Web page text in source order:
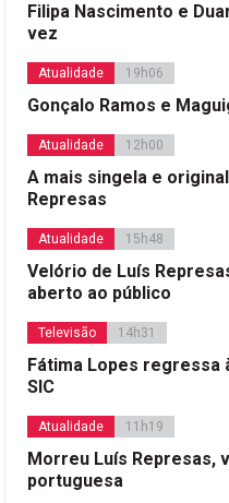
Filipa Nascimento e
vez
Atualidade 19h06
Gonçalo Ramos e
Atualidade 12h00
A mais singela e
Represas
Atualidade 15h48
Velório de Luís
aberto ao público
Televisão 14h31
Fátima Lopes regressa
SIC
Atualidade 11h19
Morreu Luís Represas,
portuguesa